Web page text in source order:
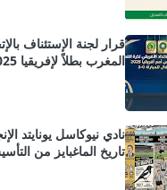
نادي نيوكاسل يونايتد